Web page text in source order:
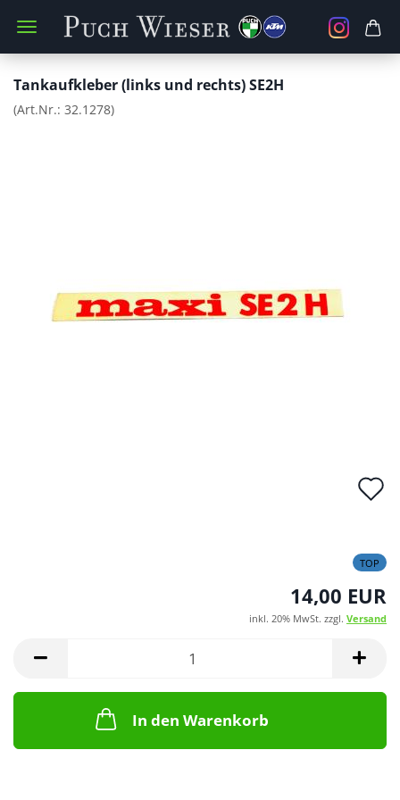
Tankaufkleber (links und rechts) SE2H
(Art.Nr.: 32.1278)
TOP
14,00 EUR
inkl. 20% MwSt. zzgl. Versand
In den Warenkorb